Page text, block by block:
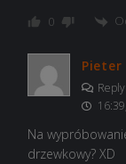
0
Pieter
Na
drzewkowy? XD